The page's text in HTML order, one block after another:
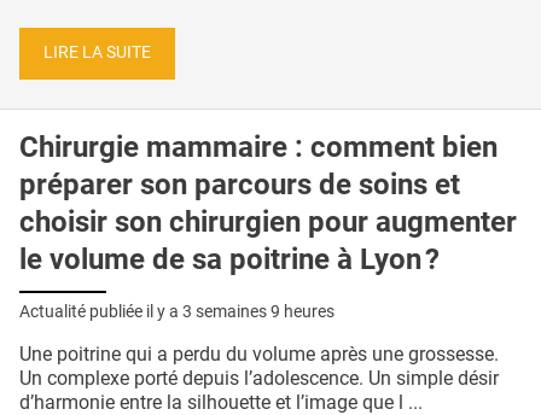
LIRE LA SUITE
Chirurgie mammaire : comment bien
préparer son parcours de soins et
choisir son chirurgien pour augmenter
le volume de sa poitrine à Lyon ?
Actualité publiée il y a 3 semaines 9 heures
Une poitrine qui a perdu du volume après une grossesse.
Un complexe porté depuis l’adolescence. Un simple désir
d’harmonie entre la silhouette et l’image que l ...